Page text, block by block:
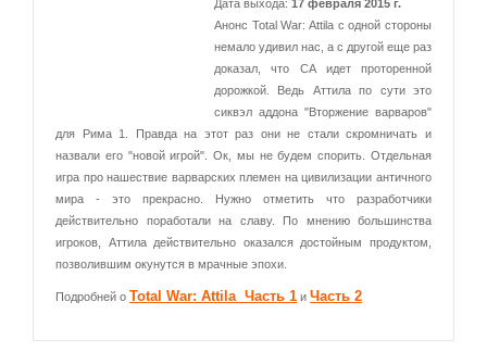
Дата выхода: 17 февраля 2015 г.
Анонс Total War: Attila с одной стороны
немало удивил нас, а с другой еще раз
доказал, что СА идет проторенной
дорожкой. Ведь Аттила по сути это
сиквэл аддона "Вторжение варваров"
для Рима 1. Правда на этот раз они не стали скромничать и
назвали его "новой игрой". Ок, мы не будем спорить. Отдельная
игра про нашествие варварских племен на цивилизации античного
мира - это прекрасно. Нужно отметить что разработчики
действительно поработали на славу. По мнению большинства
игроков, Аттила действительно оказался достойным продуктом,
позволившим окунутся в мрачные эпохи.
Подробней о Total War: Attila Часть 1 и Часть 2